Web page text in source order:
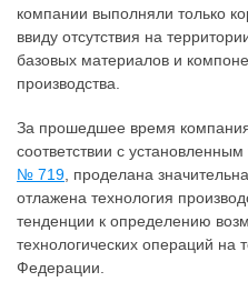
компании выполняли только
ввиду отсутствия на
базовых материалов и
производства.
За прошедшее время
соответствии с
№ 719 , проделана
отлажена технология
тенденции к определению
технологических операций на
Федерации.